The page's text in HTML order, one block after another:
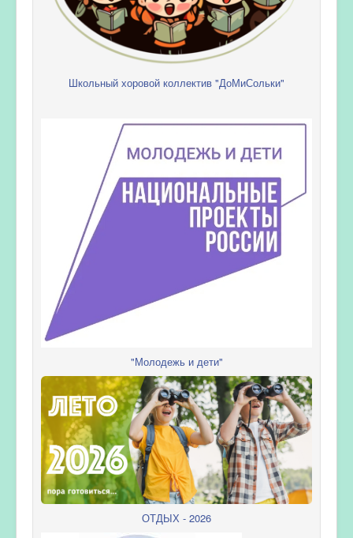
Школьный хоровой коллектив "ДоМиСольки"
"Молодежь и дети"
ОТДЫХ - 2026